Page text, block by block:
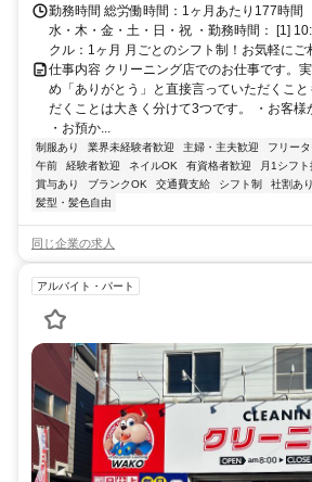
徒歩7分 ※浜松町駅・田町駅・三田駅から徒
勤務時間 総労働時間：1ヶ月あたり177時間
水・木・金・土・日・祝 ・勤務時間： [1]
クル：1ヶ月 月ごとのシフト制！お気軽にご
仕事内容 クリーニング店でのお仕事です。
め「ありがとう」と直接言っていただくこ
だくことは大きく分けて3つです。 ・お客様
・お預か...
制服あり 業界未経験者歓迎 主婦・主夫歓迎 フリー
午前
経験者歓迎 ネイルOK 有資格者歓迎 月1シフト
賞与あり
ブランクOK 交通費支給 シフト制 社割あり
髪型・髪色自由
同じ企業の求人
アルバイト・パート